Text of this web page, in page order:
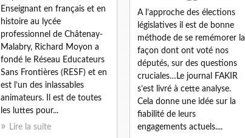
Enseignant en français et en
histoire au lycée
professionnel de Châtenay-
Malabry, Richard Moyon a
fondé le Réseau Educateurs
Sans Frontières (RESF) et en
est l’un des inlassables
animateurs. Il est de toutes
les luttes pour...
Lire la suite
A l’approche des élections
législatives il est de bonne
méthode de se remémorer la
façon dont ont voté nos
députés, sur des questions
cruciales…Le journal FAKIR
s’est livré à cette analyse.
Cela donne une idée sur la
fiabilité de leurs
engagements actuels....